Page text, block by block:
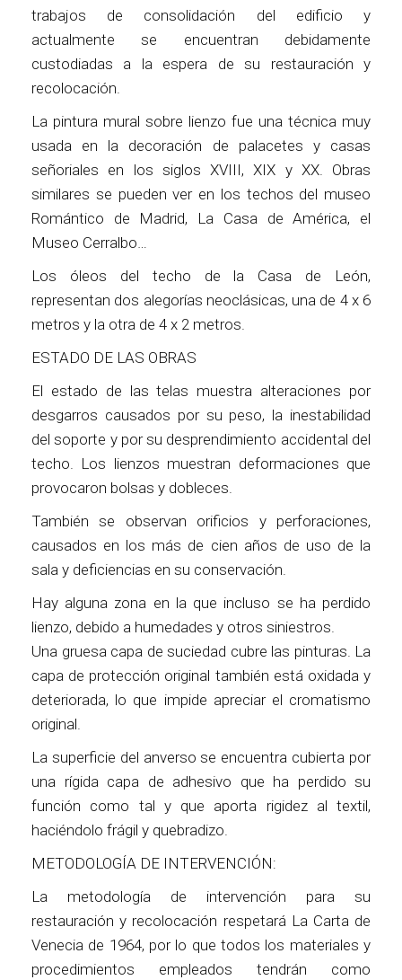
trabajos de consolidación del edificio y
actualmente se encuentran debidamente
custodiadas a la espera de su restauración y
recolocación.
La pintura mural sobre lienzo fue una técnica muy
usada en la decoración de palacetes y casas
señoriales en los siglos XVIII, XIX y XX. Obras
similares se pueden ver en los techos del museo
Romántico de Madrid, La Casa de América, el
Museo Cerralbo…
Los óleos del techo de la Casa de León,
representan dos alegorías neoclásicas, una de 4 x 6
metros y la otra de 4 x 2 metros.
ESTADO DE LAS OBRAS
El estado de las telas muestra alteraciones por
desgarros causados por su peso, la inestabilidad
del soporte y por su desprendimiento accidental del
techo. Los lienzos muestran deformaciones que
provocaron bolsas y dobleces.
También se observan orificios y perforaciones,
causados en los más de cien años de uso de la
sala y deficiencias en su conservación.
Hay alguna zona en la que incluso se ha perdido
lienzo, debido a humedades y otros siniestros.
Una gruesa capa de suciedad cubre las pinturas. La
capa de protección original también está oxidada y
deteriorada, lo que impide apreciar el cromatismo
original.
La superficie del anverso se encuentra cubierta por
una rígida capa de adhesivo que ha perdido su
función como tal y que aporta rigidez al textil,
haciéndolo frágil y quebradizo.
METODOLOGÍA DE INTERVENCIÓN:
La metodología de intervención para su
restauración y recolocación respetará La Carta de
Venecia de 1964, por lo que todos los materiales y
procedimientos empleados tendrán como